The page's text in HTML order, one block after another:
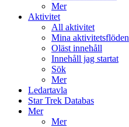
Mer
Aktivitet
All aktivitet
Mina aktivitetsflöden
Oläst innehåll
Innehåll jag startat
Sök
Mer
Ledartavla
Star Trek Databas
Mer
Mer